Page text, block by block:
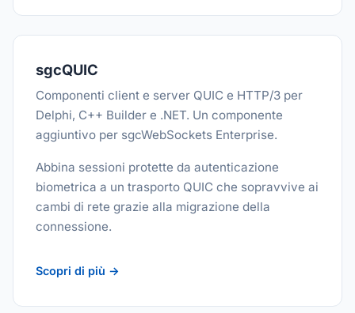
sgcQUIC
Componenti client e server QUIC e HTTP/3 per
Delphi, C++ Builder e .NET. Un componente
aggiuntivo per sgcWebSockets Enterprise.
Abbina sessioni protette da autenticazione
biometrica a un trasporto QUIC che sopravvive ai
cambi di rete grazie alla migrazione della
connessione.
Scopri di più →